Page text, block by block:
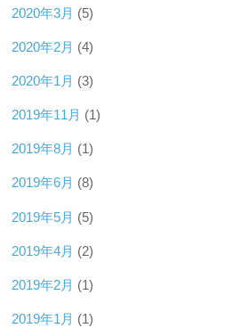
2020年3月 (5)
2020年2月 (4)
2020年1月 (3)
2019年11月 (1)
2019年8月 (1)
2019年6月 (8)
2019年5月 (5)
2019年4月 (2)
2019年2月 (1)
2019年1月 (1)